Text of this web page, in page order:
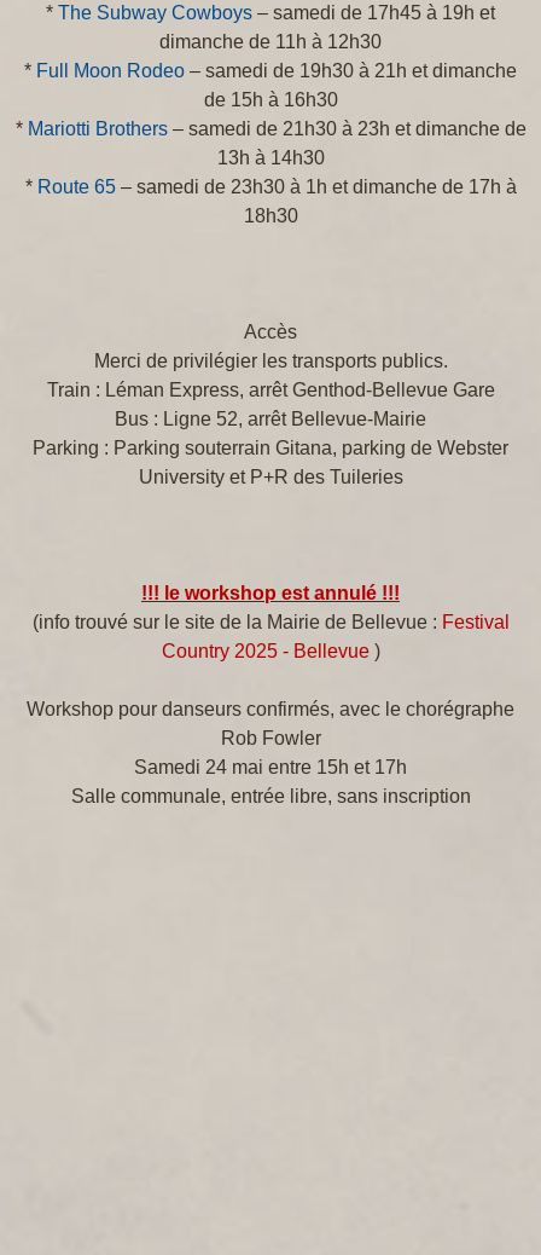
* The Subway Cowboys – samedi de 17h45 à 19h et
dimanche de 11h à 12h30
* Full Moon Rodeo – samedi de 19h30 à 21h et dimanche
de 15h à 16h30
* Mariotti Brothers– samedi de 21h30 à 23h et dimanche de
13h à 14h30
* Route 65– samedi de 23h30 à 1h et dimanche de 17h à
18h30
Accès
Merci de privilégier les transports publics.
Train : Léman Express, arrêt Genthod-Bellevue Gare
Bus : Ligne 52, arrêt Bellevue-Mairie
Parking : Parking souterrain Gitana, parking de Webster
University et P+R des Tuileries
!!! le workshop est annulé !!!
(info trouvé sur le site de la Mairie de Bellevue : Festival
Country 2025 - Bellevue)
Workshop pour danseurs confirmés, avec le chorégraphe
Rob Fowler
Samedi 24 mai entre 15h et 17h
Salle communale, entrée libre, sans inscription